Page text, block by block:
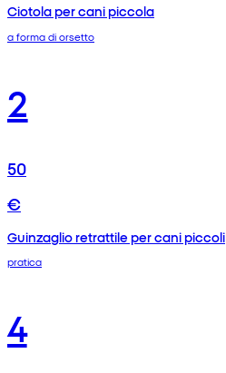
Ciotola per cani piccola
a forma di orsetto
2
50
€
Guinzaglio retrattile per cani piccoli
pratica
4